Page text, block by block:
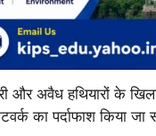
और अवैध हथियारों के
का पर्दाफाश किया जा